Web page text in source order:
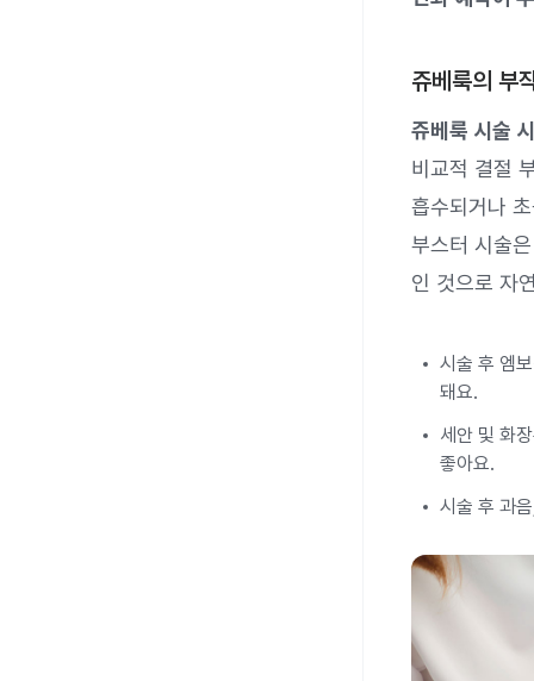
쥬베룩의 부
쥬베룩 시술
비교적 결절
흡수되거나
부스터 시술
인 것으로 자
시술 후 엠
돼요.
세안 및 화
좋아요.
시술 후 과